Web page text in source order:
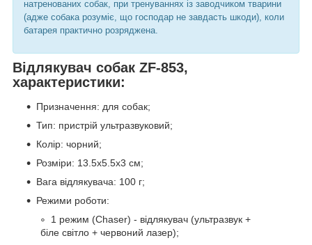
натренованих собак, при тренуваннях із заводчиком тварини
(адже собака розуміє, що господар не завдасть шкоди), коли
батарея практично розряджена.
Відлякувач собак ZF-853,
характеристики:
Призначення: для собак;
Тип: пристрій ультразвуковий;
Колір: чорний;
Розміри: 13.5х5.5х3 см;
Вага відлякувача: 100 г;
Режими роботи:
1 режим (Chaser) - відлякувач (ультразвук +
біле світло + червоний лазер);